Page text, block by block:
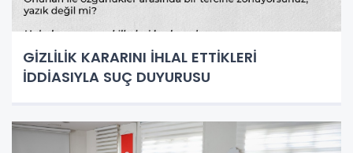
GİZLİLİK KARARINI İHLAL ETTİKLERİ
İDDİASIYLA SUÇ DUYURUSU